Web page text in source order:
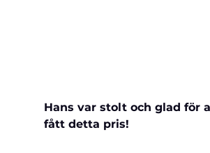
Hans var stolt och glad för
fått detta pris!